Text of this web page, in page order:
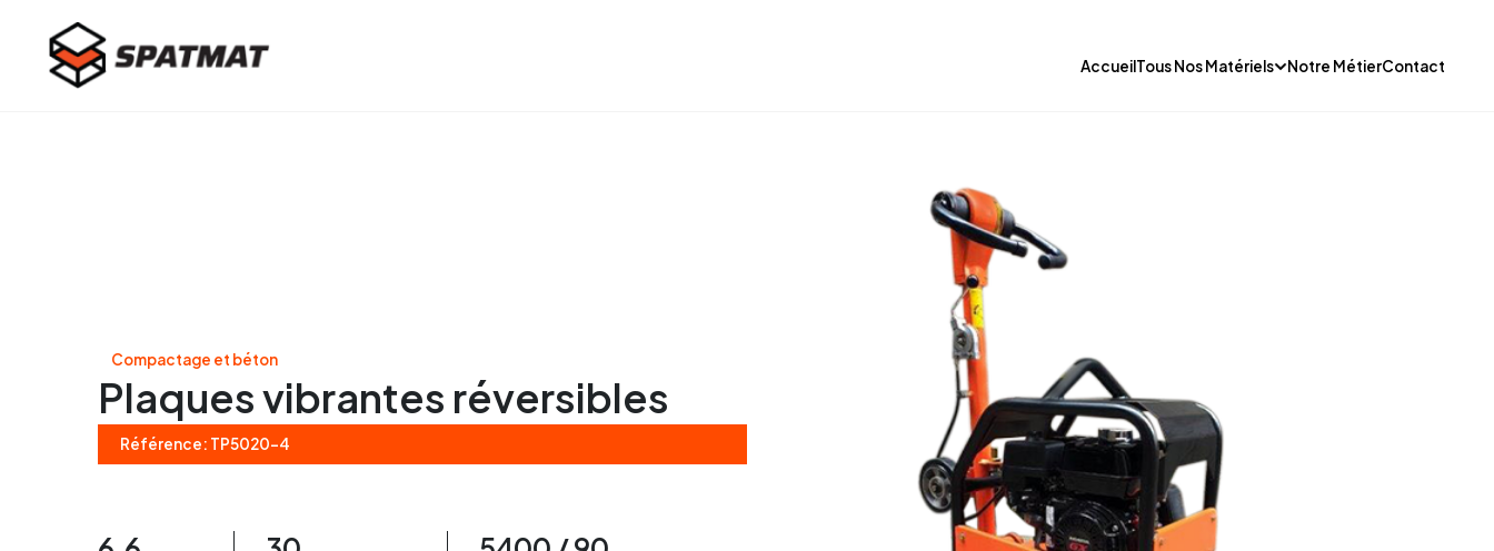
AccueilTous Nos Matériels Notre MétierContact
Compactage et béton
Plaques vibrantes réversibles
Référence: TP5020-4